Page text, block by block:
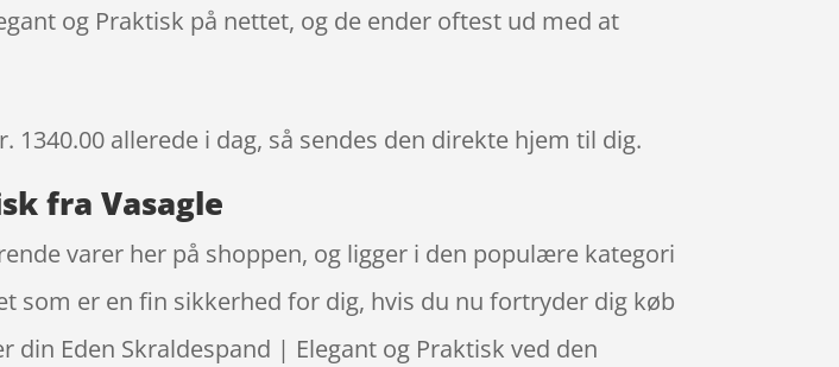
og Praktisk på nettet, og de ender oftest ud med at
1340.00 allerede i dag, så sendes den direkte hjem til dig.
fra Vasagle
varer her på shoppen, og ligger i den populære kategori
som er en fin sikkerhed for dig, hvis du nu fortryder dig køb
Eden Skraldespand | Elegant og Praktisk ved den